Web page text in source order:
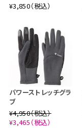
¥3,850（税込）
パワーストレッチグラ
ブ
¥4,950（税込）
¥3,465（税込）